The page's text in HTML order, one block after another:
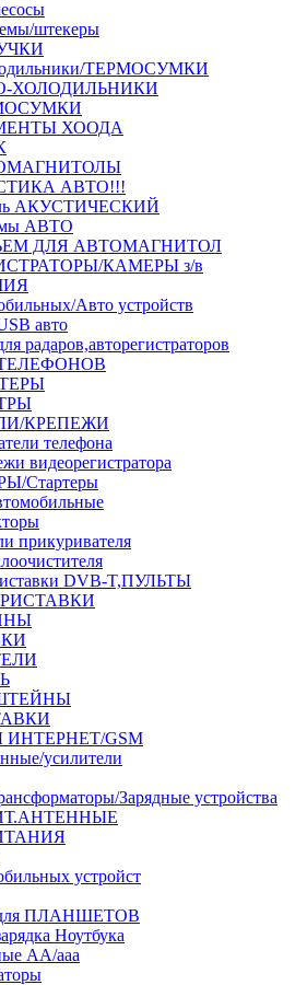
штекеры
ТЕРМОСУМКИ
ХОЛОДИЛЬНИКИ
ХООДА
АВТО!!!
АКУСТИЧЕСКИЙ
АВТО
ДЛЯ АВТОМАГНИТОЛ
КАМЕРЫ з/в
Авто устройств
авто
радаров,авторегистраторов
КРЕПЕЖИ
телефона
видеорегистратора
Стартеры
прикуривателя
DVB-T,ПУЛЬТЫ
GSM
усилители
Зарядные устройства
устройст
ПЛАНШЕТОВ
Ноутбука
АА/ааа